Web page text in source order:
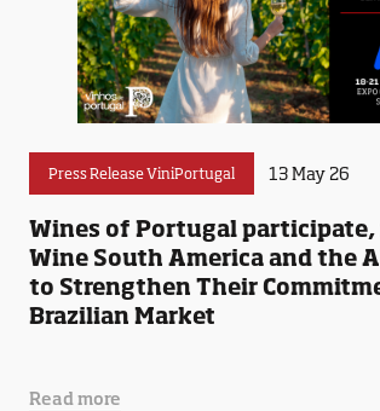
Press Release ViniPortugal 13 May 26
Wines of Portugal participate,
Wine South America and the
to Strengthen Their
Brazilian Market
Read more